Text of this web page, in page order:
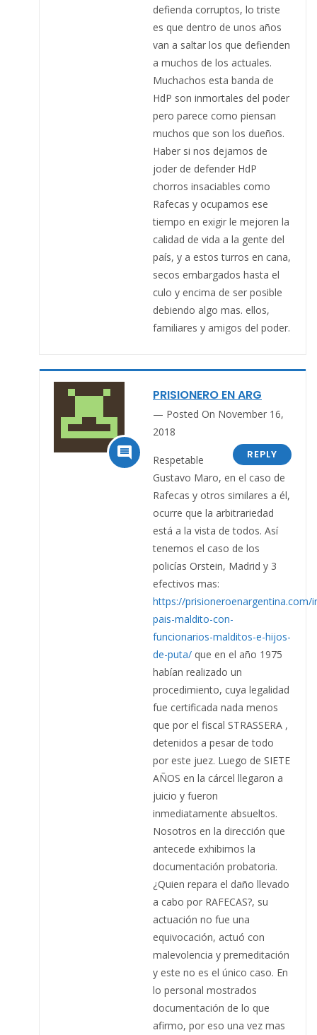
defienda corruptos, lo triste
es que dentro de unos años
van a saltar los que defienden
a muchos de los actuales.
Muchachos esta banda de
HdP son inmortales del poder
pero parece como piensan
muchos que son los dueños.
Haber si nos dejamos de
joder de defender HdP
chorros insaciables como
Rafecas y ocupamos ese
tiempo en exigir le mejoren la
calidad de vida a la gente del
país, y a estos turros en cana,
secos embargados hasta el
culo y encima de ser posible
debiendo algo mas. ellos,
familiares y amigos del poder.

PRISIONERO EN ARG
Posted On November 16,
2018
REPLY
Respetable
Gustavo Maro, en el caso de
Rafecas y otros similares a él,
ocurre que la arbitrariedad
está a la vista de todos. Así
tenemos el caso de los
policías Orstein, Madrid y 3
efectivos mas:
https://prisioneroenargentina.com/
pais-maldito-con-
funcionarios-malditos-e-hijos-
de-puta/ que en el año 1975
habían realizado un
procedimiento, cuya legalidad
fue certificada nada menos
que por el fiscal STRASSERA ,
detenidos a pesar de todo
por este juez. Luego de SIETE
AÑOS en la cárcel llegaron a
juicio y fueron
inmediatamente absueltos.
Nosotros en la dirección que
antecede exhibimos la
documentación probatoria.
¿Quien repara el daño llevado
a cabo por RAFECAS?, su
actuación no fue una
equivocación, actuó con
malevolencia y premeditación
y este no es el único caso. En
lo personal mostrados
documentación de lo que
afirmo, por eso una vez mas